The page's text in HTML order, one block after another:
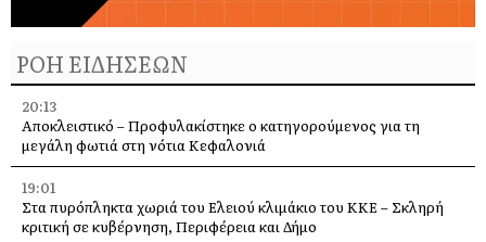
ΡΟΗ ΕΙΔΗΣΕΩΝ
20:13
Αποκλειστικό – Προφυλακίστηκε ο κατηγορούμενος για τη
μεγάλη φωτιά στη νότια Κεφαλονιά
19:01
Στα πυρόπληκτα χωριά του Ελειού κλιμάκιο του ΚΚΕ – Σκληρή
κριτική σε κυβέρνηση, Περιφέρεια και Δήμο